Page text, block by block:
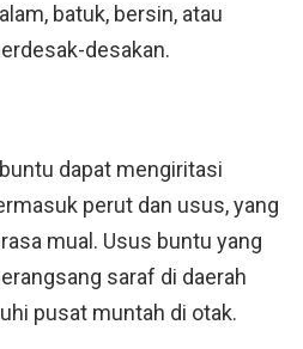
batuk, bersin, atau
desakan.
dapat mengiritasi
perut dan usus, yang
mual. Usus buntu yang
saraf di daerah
pusat muntah di otak.